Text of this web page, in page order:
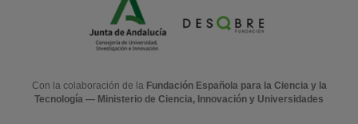
Con la colaboración de la Fundación Española para la Ciencia y la
Tecnología — Ministerio de Ciencia, Innovación y Universidades